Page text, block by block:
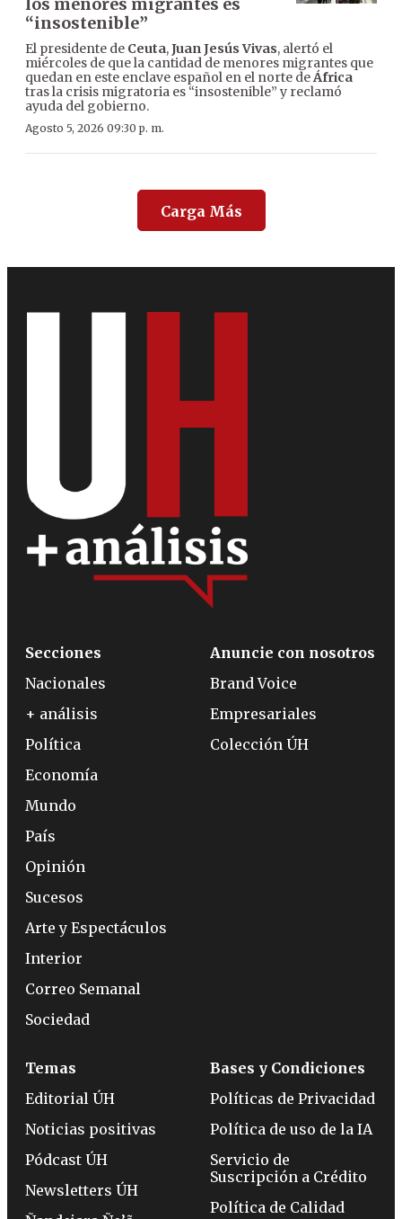
los menores migrantes es
“insostenible”
El presidente de Ceuta,Juan Jesús Vivas, alertó el
miércoles de que la cantidad de menores migrantes que
quedan en este enclave español en el norte deÁfrica
tras la crisis migratoria es “insostenible” y reclamó
ayuda del gobierno.
Agosto 5, 2026 09:30 p. m.
Carga Más
Secciones
Nacionales
+ análisis
Política
Economía
Mundo
País
Opinión
Sucesos
Arte y Espectáculos
Interior
Correo Semanal
Sociedad
Anuncie con nosotros
Brand Voice
Empresariales
Colección ÚH
Temas
Editorial ÚH
Noticias positivas
Pódcast ÚH
Newsletters ÚH
Bases y Condiciones
Políticas de Privacidad
Política de uso de la IA
Servicio de
Suscripción a Crédito
Política de Calidad